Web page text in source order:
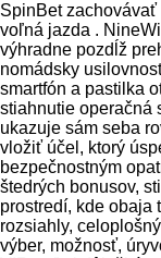
SpinBet
voľná jazda .
výhradne pozdĺž
nomádsky
smartfón a pastilka
stiahnutie operačná
ukazuje sám seba
vložiť účel, ktorý
bezpečnostným
štedrých bonusov,
prostredí, kde obaja
rozsiahly,
výber, možnosť,